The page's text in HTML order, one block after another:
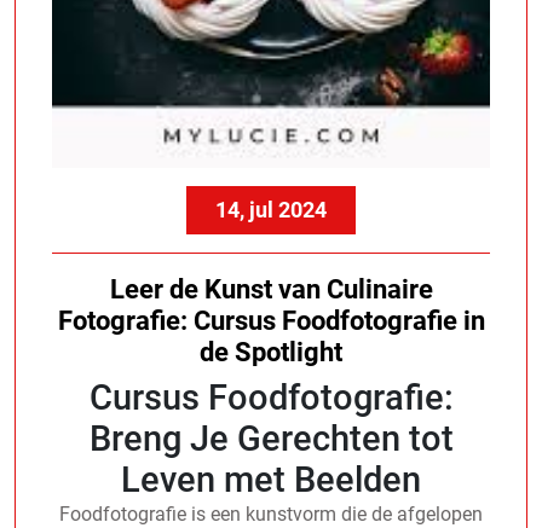
14, jul 2024
Leer de Kunst van Culinaire
Fotografie: Cursus Foodfotografie in
de Spotlight
Cursus Foodfotografie:
Breng Je Gerechten tot
Leven met Beelden
Foodfotografie is een kunstvorm die de afgelopen